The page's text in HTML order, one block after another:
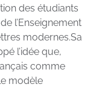
des étudiants
l’Enseignement
modernes.Sa
l’idée que,
comme
modèle